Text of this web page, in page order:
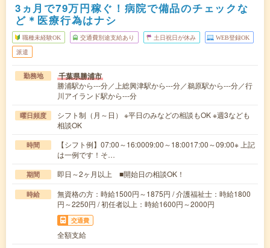
3ヵ月で79万円稼ぐ！病院で備品のチェックな
ど＊医療行為はナシ
職種未経験OK 交通費別途支給あり 土日祝日が休み WEB登録OK
派遣
勤務地 千葉県勝浦市
勝浦駅から---分／上総興津駅から---分／鵜原駅から---分／行
川アイランド駅から---分
曜日頻度
シフト制（月～日） ※平日のみなどの相談もOK ※週3なども
相談OK
時間
【シフト例】07:00～16:0009:00～18:0017:00～09:00※ 上記
は一例です！そ…
期間 即日～2ヶ月以上 ■開始日の相談OK！
時給
無資格の方：時給1500円～1875円 / 介護福祉士：時給1800
円～2250円 / 初任者以上：時給1600円～2000円
交通費
全額支給